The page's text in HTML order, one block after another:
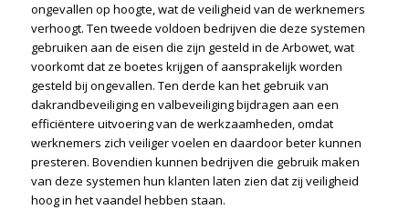
ongevallen op hoogte, wat de veiligheid van de werknemers
verhoogt. Ten tweede voldoen bedrijven die deze systemen
gebruiken aan de eisen die zijn gesteld in de Arbowet, wat
voorkomt dat ze boetes krijgen of aansprakelijk worden
gesteld bij ongevallen. Ten derde kan het gebruik van
dakrandbeveiliging en valbeveiliging bijdragen aan een
efficiëntere uitvoering van de werkzaamheden, omdat
werknemers zich veiliger voelen en daardoor beter kunnen
presteren. Bovendien kunnen bedrijven die gebruik maken
van deze systemen hun klanten laten zien dat zij veiligheid
hoog in het vaandel hebben staan.